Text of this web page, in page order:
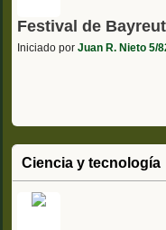
Festival de
Iniciado por Juan R. Nieto 5/
Ciencia y tecnología